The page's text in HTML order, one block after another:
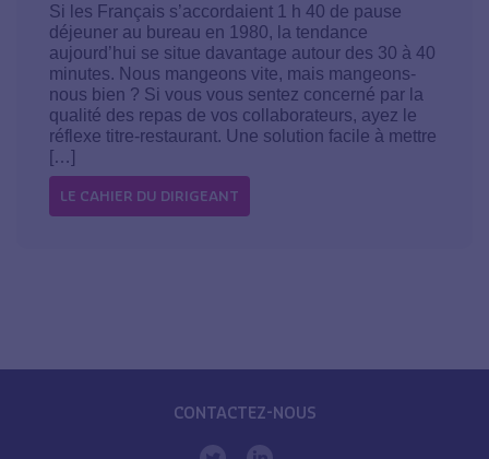
Si les Français s’accordaient 1 h 40 de pause
déjeuner au bureau en 1980, la tendance
aujourd’hui se situe davantage autour des 30 à 40
minutes. Nous mangeons vite, mais mangeons-
nous bien ? Si vous vous sentez concerné par la
qualité des repas de vos collaborateurs, ayez le
réflexe titre-restaurant. Une solution facile à mettre
[…]
LE CAHIER DU DIRIGEANT
CONTACTEZ-NOUS